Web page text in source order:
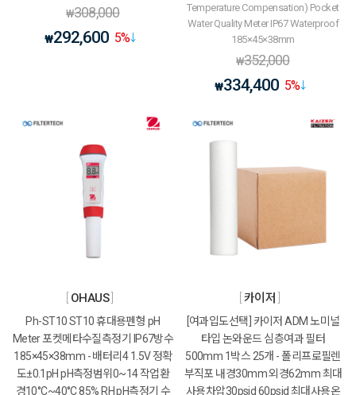
₩308,000
₩292,600 5%
Temperature Compensation) Pocket
Water Quality Meter IP67 Waterproof
185×45×38mm
₩352,000
₩334,400 5%
OHAUS
Ph-ST10 ST10 휴대용펜형 pH
Meter 포켓메타수질측정기 IP67방수
185×45×38mm - 배터리4 1.5V 정확
도±0.1pH pH측정범위0~14 작업환
경10°C~40°C 85% RH pH측정기 수
카이저
[여과입도선택] 카이저 ADM 노미널
타입 논와운드 심층여과 필터
500mm 1박스 25개 - 폴리프로필렌
부직포 내경30mm 외경62mm 최대
사용차압30psid 60psid 최대사용온